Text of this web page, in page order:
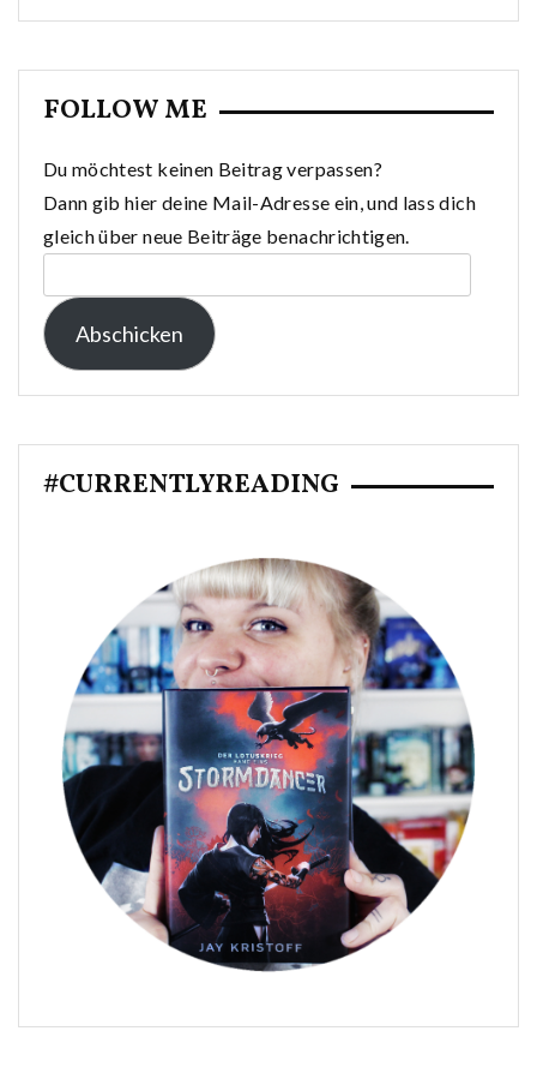
FOLLOW ME
Du möchtest keinen Beitrag verpassen?
Dann gib hier deine Mail-Adresse ein, und lass dich
gleich über neue Beiträge benachrichtigen.
Mail-
Adresse:
Abschicken
#CURRENTLYREADING